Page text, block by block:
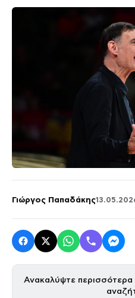
Γιώργος Παπαδάκης
Ανακαλύψτε